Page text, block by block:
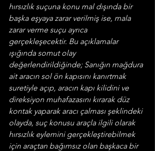
hırsızlık suçuna konu mal dışında bir
başka eşyaya zarar verilmiş ise, mala
zarar verme suçu ayrıca
gerçekleşecektir. Bu açıklamalar
ışığında somut olay
değerlendirildiğinde; Sanığın mağdura
ait aracın sol ön kapısını kanırtmak
suretiyle açıp, aracın kapı kilidini ve
direksiyon muhafazasını kırarak düz
kontak yaparak aracı çalması şeklindeki
olayda, suç konusu araçla ilgili olarak
hırsızlık eylemini gerçekleştirebilmek
için araçtan bağımsız olan başkaca bir